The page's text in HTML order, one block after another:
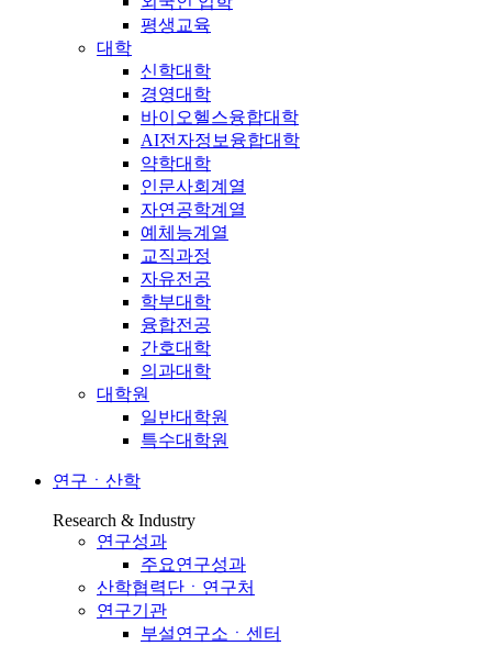
평생교육
대학
신학대학
경영대학
바이오헬스융합대학
AI전자정보융합대학
약학대학
인문사회계열
자연공학계열
예체능계열
교직과정
자유전공
학부대학
융합전공
간호대학
의과대학
대학원
일반대학원
특수대학원
연구ㆍ산학
Research & Industry
연구성과
주요연구성과
산학협력단ㆍ연구처
연구기관
부설연구소ㆍ센터